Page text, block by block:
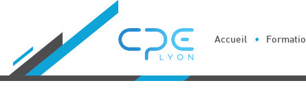
Accueil
Cookies management panel